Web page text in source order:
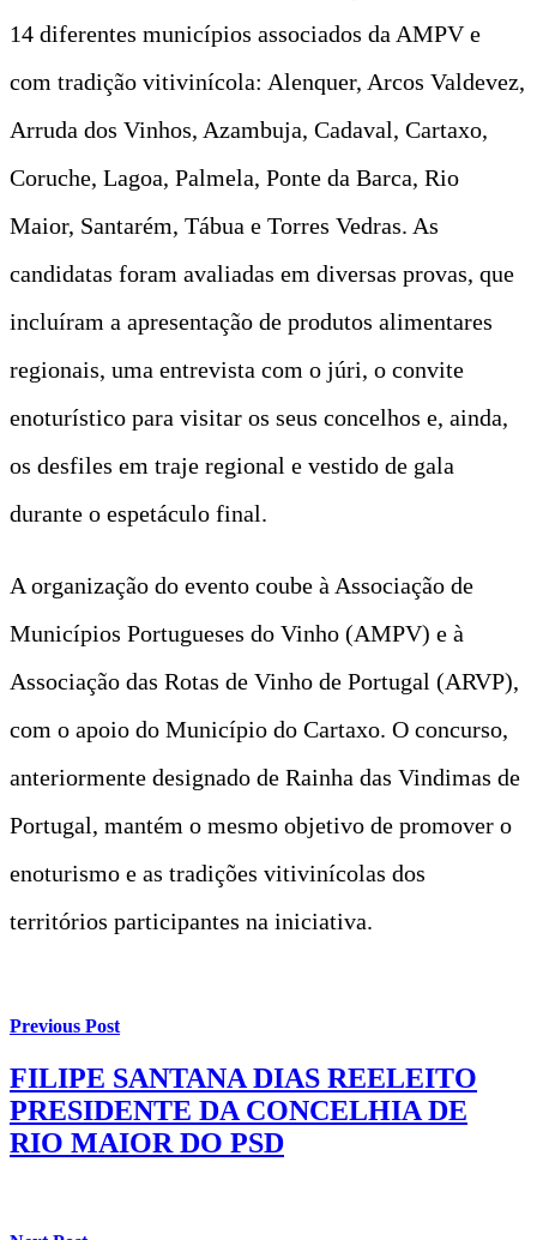
14 diferentes municípios associados da AMPV e
com tradição vitivinícola: Alenquer, Arcos Valdevez,
Arruda dos Vinhos, Azambuja, Cadaval, Cartaxo,
Coruche, Lagoa, Palmela, Ponte da Barca, Rio
Maior, Santarém, Tábua e Torres Vedras. As
candidatas foram avaliadas em diversas provas, que
incluíram a apresentação de produtos alimentares
regionais, uma entrevista com o júri, o convite
enoturístico para visitar os seus concelhos e, ainda,
os desfiles em traje regional e vestido de gala
durante o espetáculo final.
A organização do evento coube à Associação de
Municípios Portugueses do Vinho (AMPV) e à
Associação das Rotas de Vinho de Portugal (ARVP),
com o apoio do Município do Cartaxo. O concurso,
anteriormente designado de Rainha das Vindimas de
Portugal, mantém o mesmo objetivo de promover o
enoturismo e as tradições vitivinícolas dos
territórios participantes na iniciativa.
Previous Post
FILIPE SANTANA DIAS REELEITO
PRESIDENTE DA CONCELHIA DE
RIO MAIOR DO PSD